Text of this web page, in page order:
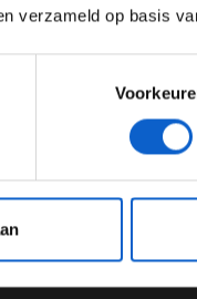
verzameld op basis
tussenstand.
👀 #MiamiGP
is bezig aan een
niet echt potten
Nyck de Vries kan
JONGER DAN 24
onsprivacybeleid